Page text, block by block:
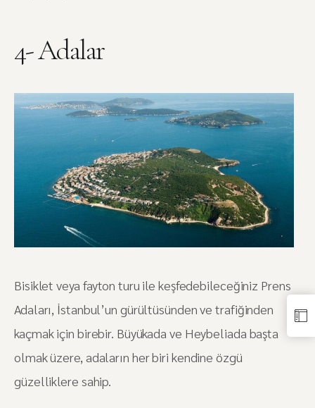
4- Adalar
Bisiklet veya fayton turu ile keşfedebileceğiniz Prens
Adaları, İstanbul’un gürültüsünden ve trafiğinden
kaçmak için birebir. Büyükada ve Heybeliada başta
olmak üzere, adaların her biri kendine özgü
güzelliklere sahip.